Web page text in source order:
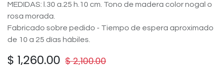
MEDIDAS: l.30 a.25 h.10 cm. Tono de madera color nogal o
rosa morada.
Fabricado sobre pedido - Tiempo de espera aproximado
de 10 a 25 días hábiles.
$ 1,260.00 $2,100.00